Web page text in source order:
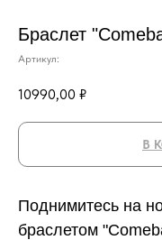
Браслет
Артикул:
10990,00 ₽
В
Поднимитесь на
браслетом